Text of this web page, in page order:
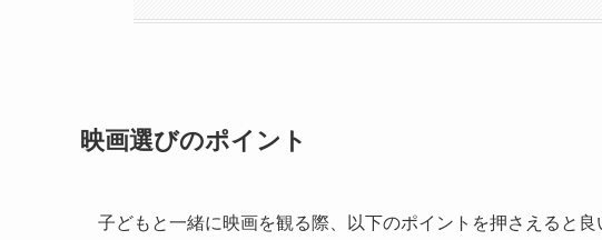
映画選びのポイント
子どもと一緒に映画を観る際、以下のポイントを押さえると良